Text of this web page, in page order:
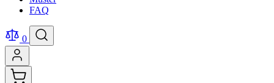
FAQ
0